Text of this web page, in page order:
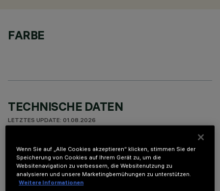
FARBE
TECHNISCHE DATEN
LETZTES UPDATE: 01.08.2026
BESCHREIBUNG
Bodenleuchte mit direkter/indirekter Beleuchtung, für die
Verwendung mit LED-Lampen 4000 K. Aufteilung des
Lichtstroms: 34% Downlight, 66% Uplight. Leuchtengehäuse
Wenn Sie auf „Alle Cookies akzeptieren“ klicken, stimmen Sie der
Speicherung von Cookies auf Ihrem Gerät zu, um die
Websitenavigation zu verbessern, die Websitenutzung zu
analysieren und unsere Marketingbemühungen zu unterstützen.
Weitere Informationen